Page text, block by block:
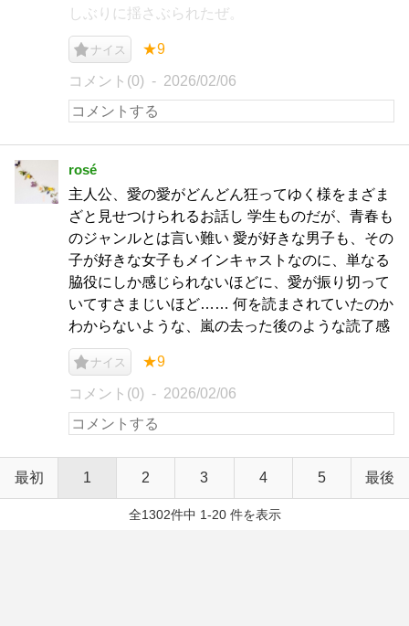
しぶりに揺さぶられたぜ。
ナイス ★9
コメント(0) 2026/02/06
rosé
主人公、愛の愛がどんどん狂ってゆく様をまざま
ざと見せつけられるお話し 学生ものだが、青春も
のジャンルとは言い難い 愛が好きな男子も、その
子が好きな女子もメインキャストなのに、単なる
脇役にしか感じられないほどに、愛が振り切って
いてすさまじいほど…… 何を読まされていたのか
わからないような、嵐の去った後のような読了感
ナイス ★9
コメント(0) 2026/02/06
最初 1 2 3 4 5 最後
全1302件中 1-20 件を表示